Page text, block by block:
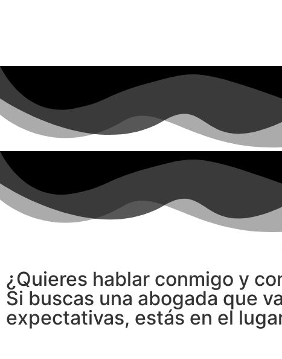
¿Quieres hablar conmigo y
Si buscas una abogada que
expectativas, estás en el